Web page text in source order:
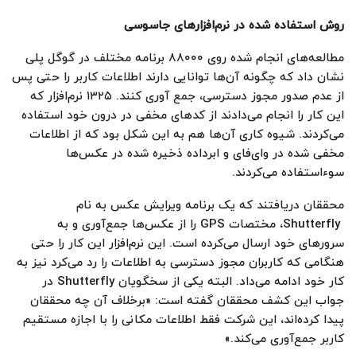
روش استفاده شده در نرم‌افزارهای جاسوسی
مطالعه‌های انجام شده روی ۸۸۰۰۰ برنامه مختلف در گوگل پلی
نشان داد که چگونه آن‌ها توانایی دارند اطلاعات کاربر را حتی پس
از عدم صدور مجوز دسترسی، جمع آوری کنند. ۱۳۲۵ نرم‌افزار که
این کار را انجام می‌دادند از کد‌های مخفی در درون خود استفاده
می‌کردند. شیوه کاری آن‌ها هم به این شکل بود که از اطلاعات
مخفی شده در وای‌فای و ابرداده ذخیره شده در عکس‌ها
سوءاستفاده می‌کردند.
محققان دریافتند که یک برنامه ویرایش عکس به نام
Shutterfly، مختصات GPS را از عکس‌ها جمع‌آوری و به
سرور‌های خود ارسال می‌کرده است. این نرم‌افزار این کار را حتی
هنگامی که کاربران مجوز دسترسی به اطلاعات را رد می‌کرد نیز به
کار خود ادامه می‌داد. البته یکی از سخگویان Shutterfly در
جواب این کشف محققان گفته است: «برخلاف آن چه محققان
پیدا کرده‌اند، این شرکت فقط اطلاعات مکانی را با اجازه مستقیم
کاربر جمع‌آوری می‌کند.»